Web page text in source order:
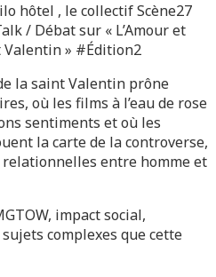
hôtel , le collectif Scène27
/ Débat sur « L’Amour et
Valentin » #Édition2
la saint Valentin prône
où les films à l’eau de rose
sentiments et où les
la carte de la controverse,
relationnelles entre homme et
impact social,
complexes que cette